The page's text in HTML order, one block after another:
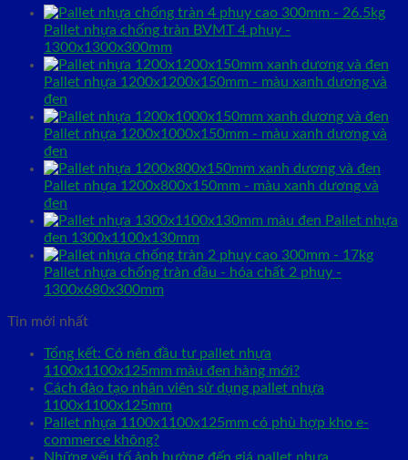
Pallet nhựa chống tràn BVMT 4 phuy -
1300x1300x300mm
Pallet nhựa 1200x1200x150mm - màu xanh dương và
đen
Pallet nhựa 1200x1000x150mm - màu xanh dương và
đen
Pallet nhựa 1200x800x150mm - màu xanh dương và
đen
Pallet nhựa
đen 1300x1100x130mm
Pallet nhựa chống tràn dầu - hóa chất 2 phuy -
1300x680x300mm
Tin mới nhất
Tổng kết: Có nên đầu tư pallet nhựa
1100x1100x125mm màu đen hàng mới?
Cách đào tạo nhân viên sử dụng pallet nhựa
1100x1100x125mm
Pallet nhựa 1100x1100x125mm có phù hợp kho e-
commerce không?